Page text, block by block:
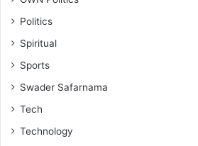
Politics
Spiritual
Sports
Swader Safarnama
Tech
Technology